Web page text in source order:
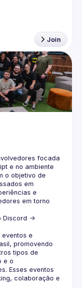
Join
focada
e no ambiente
o objetivo de
em
e
em torno
Discord ->
eventos e
promovendo
tipos de
e o
Esses eventos
colaboração e